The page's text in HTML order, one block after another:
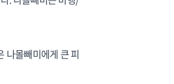
나몰빼미에게 큰 피